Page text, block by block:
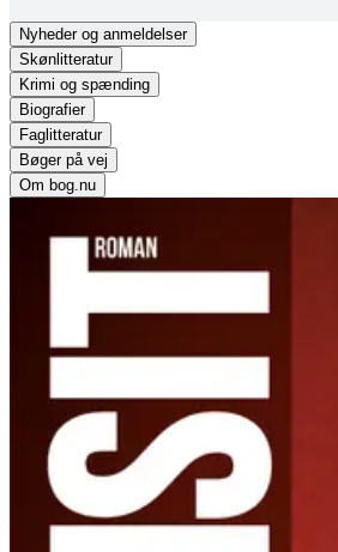
Nyhederog anmeldelser
Skønlitteratur
Krimi og spænding
Biografier
Faglitteratur
Bøger på vej
Om bog.nu